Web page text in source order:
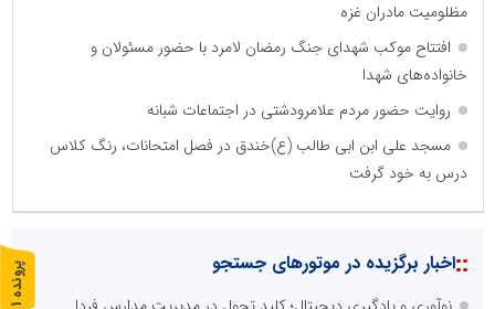
مظلومیت مادران غزه
افتتاح موکب شهدای جنگ رمضان لامرد با حضور مسئولان و
خانواده‌های شهدا
روایت حضور مردم علامرودشتی در اجتماعات شبانه
مسجد علی ابن ابی طالب (ع)خندق در فصل امتحانات، رنگ کلاس
درس به خود گرفت
::اخبار برگزیده در موتورهای جستجو پ
ر
و
ن
د
ه
1